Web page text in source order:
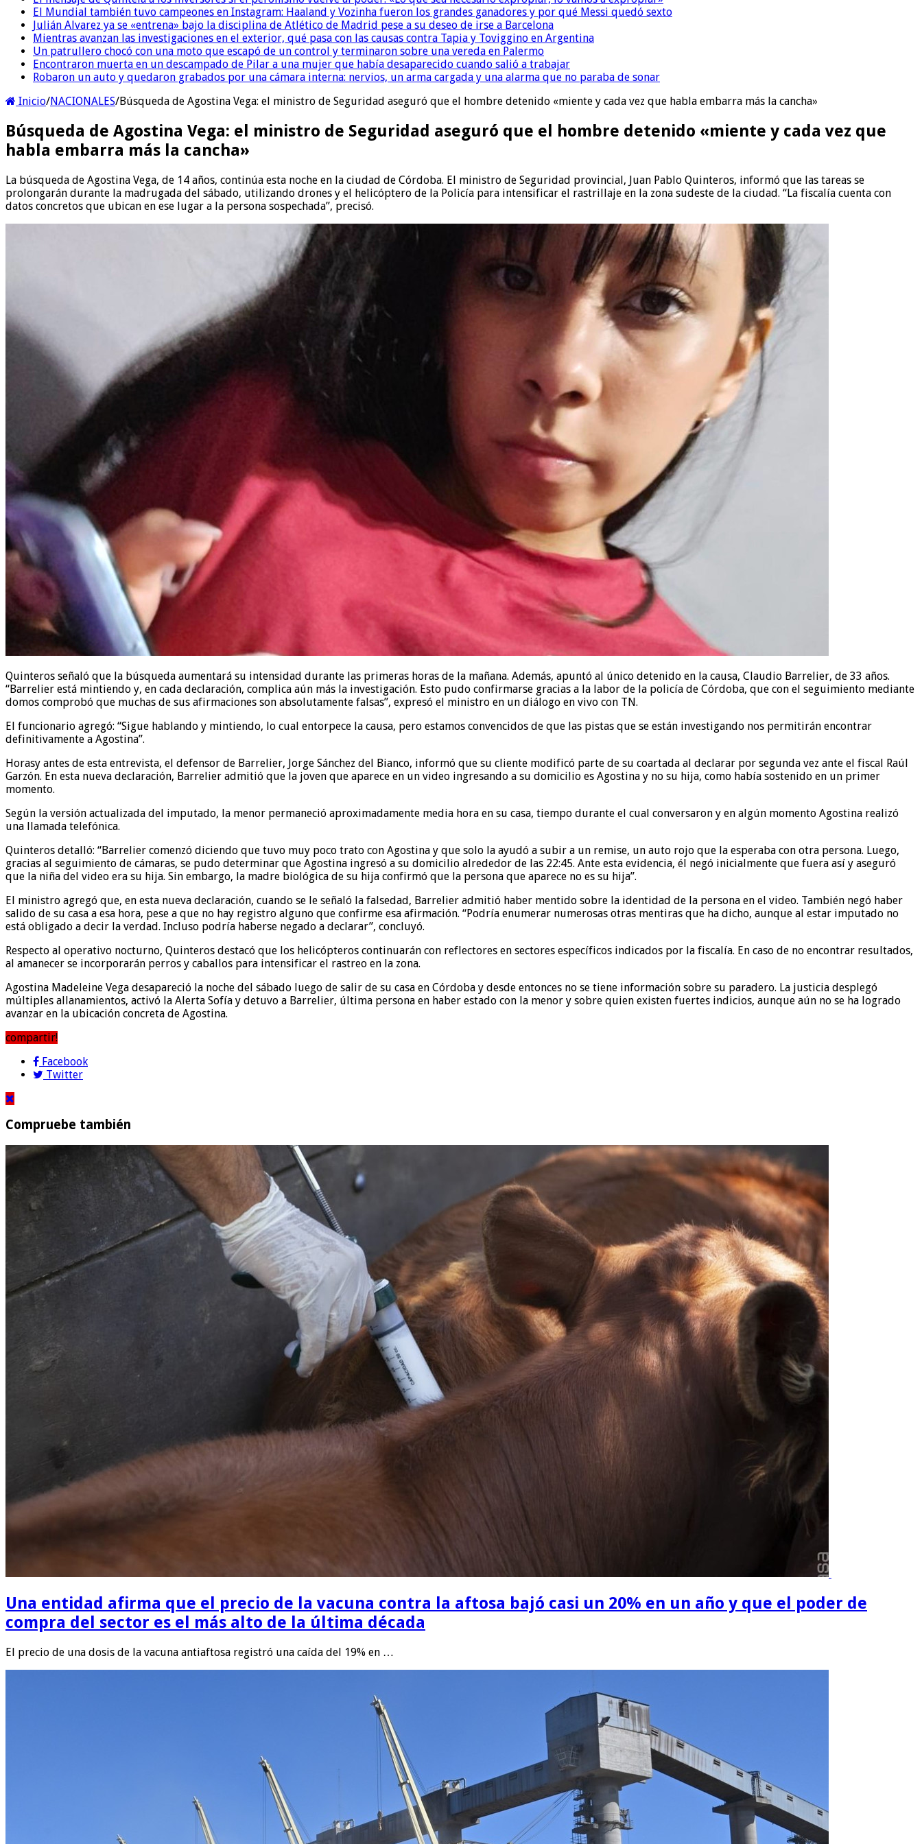
El Mundial también tuvo campeones en Instagram: Haaland y Vozinha fueron los grandes ganadores y por qué Messi quedó sexto
Julián Alvarez ya se «entrena» bajo la disciplina de Atlético de Madrid pese a su deseo de irse a Barcelona
Mientras avanzan las investigaciones en el exterior, qué pasa con las causas contra Tapia y Toviggino en Argentina
Un patrullero chocó con una moto que escapó de un control y terminaron sobre una vereda en Palermo
Encontraron muerta en un descampado de Pilar a una mujer que había desaparecido cuando salió a trabajar
Robaron un auto y quedaron grabados por una cámara interna: nervios, un arma cargada y una alarma que no paraba de sonar
Inicio/NACIONALES/Búsqueda de Agostina Vega: el ministro de Seguridad aseguró que el hombre detenido «miente y cada vez que habla embarra más la cancha»
Búsqueda de Agostina Vega: el ministro de Seguridad aseguró que el hombre detenido «miente y cada vez que
habla embarra más la cancha»
La búsqueda de Agostina Vega, de 14 años, continúa esta noche en la ciudad de Córdoba. El ministro de Seguridad provincial, Juan Pablo Quinteros, informó que las tareas se
prolongarán durante la madrugada del sábado, utilizando drones y el helicóptero de la Policía para intensificar el rastrillaje en la zona sudeste de la ciudad. “La fiscalía cuenta con
datos concretos que ubican en ese lugar a la persona sospechada”, precisó.
Quinteros señaló que la búsqueda aumentará su intensidad durante las primeras horas de la mañana. Además, apuntó al único detenido en la causa, Claudio Barrelier, de 33 años.
“Barrelier está mintiendo y, en cada declaración, complica aún más la investigación. Esto pudo confirmarse gracias a la labor de la policía de Córdoba, que con el seguimiento mediante
domos comprobó que muchas de sus afirmaciones son absolutamente falsas”, expresó el ministro en un diálogo en vivo con TN.
El funcionario agregó: “Sigue hablando y mintiendo, lo cual entorpece la causa, pero estamos convencidos de que las pistas que se están investigando nos permitirán encontrar
definitivamente a Agostina”.
Horasy antes de esta entrevista, el defensor de Barrelier, Jorge Sánchez del Bianco, informó que su cliente modificó parte de su coartada al declarar por segunda vez ante el fiscal Raúl
Garzón. En esta nueva declaración, Barrelier admitió que la joven que aparece en un video ingresando a su domicilio es Agostina y no su hija, como había sostenido en un primer
momento.
Según la versión actualizada del imputado, la menor permaneció aproximadamente media hora en su casa, tiempo durante el cual conversaron y en algún momento Agostina realizó
una llamada telefónica.
Quinteros detalló: “Barrelier comenzó diciendo que tuvo muy poco trato con Agostina y que solo la ayudó a subir a un remise, un auto rojo que la esperaba con otra persona. Luego,
gracias al seguimiento de cámaras, se pudo determinar que Agostina ingresó a su domicilio alrededor de las 22:45. Ante esta evidencia, él negó inicialmente que fuera así y aseguró
que la niña del video era su hija. Sin embargo, la madre biológica de su hija confirmó que la persona que aparece no es su hija”.
El ministro agregó que, en esta nueva declaración, cuando se le señaló la falsedad, Barrelier admitió haber mentido sobre la identidad de la persona en el video. También negó haber
salido de su casa a esa hora, pese a que no hay registro alguno que confirme esa afirmación. “Podría enumerar numerosas otras mentiras que ha dicho, aunque al estar imputado no
está obligado a decir la verdad. Incluso podría haberse negado a declarar”, concluyó.
Respecto al operativo nocturno, Quinteros destacó que los helicópteros continuarán con reflectores en sectores específicos indicados por la fiscalía. En caso de no encontrar resultados,
al amanecer se incorporarán perros y caballos para intensificar el rastreo en la zona.
Agostina Madeleine Vega desapareció la noche del sábado luego de salir de su casa en Córdoba y desde entonces no se tiene información sobre su paradero. La justicia desplegó
múltiples allanamientos, activó la Alerta Sofía y detuvo a Barrelier, última persona en haber estado con la menor y sobre quien existen fuertes indicios, aunque aún no se ha logrado
avanzar en la ubicación concreta de Agostina.
compartir!
Facebook
Twitter
Compruebe también
Una entidad afirma que el precio de la vacuna contra la aftosa bajó casi un 20% en un año y que el poder de
compra del sector es el más alto de la última década
El precio de una dosis de la vacuna antiaftosa registró una caída del 19% en …